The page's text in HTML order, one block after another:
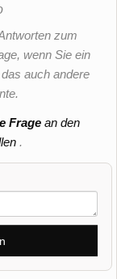
zum
wenn Sie ein
auch andere
Frage an den
.